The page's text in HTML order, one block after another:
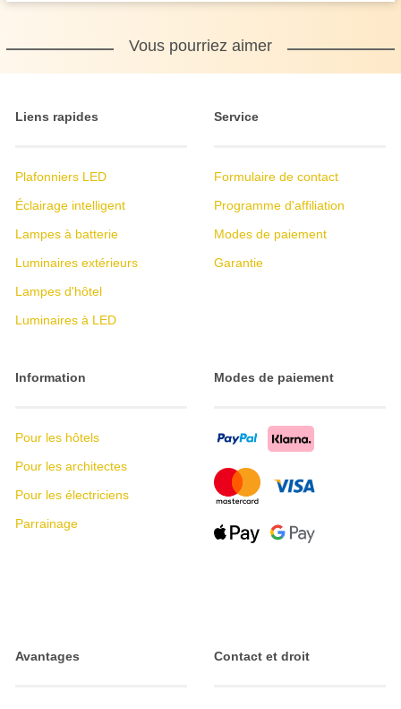
Vous pourriez aimer
Liens rapides
Plafonniers LED
Éclairage intelligent
Lampes à batterie
Luminaires extérieurs
Lampes d'hôtel
Luminaires à LED
Service
Formulaire de contact
Programme d'affiliation
Modes de paiement
Garantie
Information
Pour les hôtels
Pour les architectes
Pour les électriciens
Parrainage
Modes de paiement
Avantages Contact et droit